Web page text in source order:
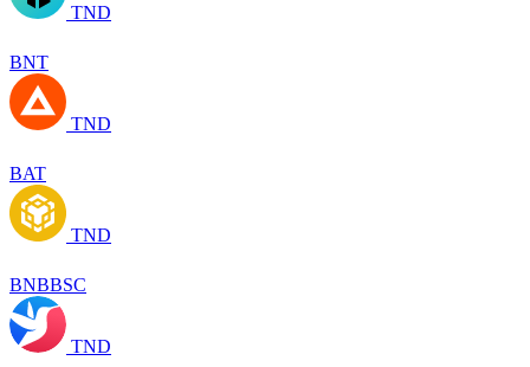
TND
BNT
TND
BAT
TND
BNBBSC
TND